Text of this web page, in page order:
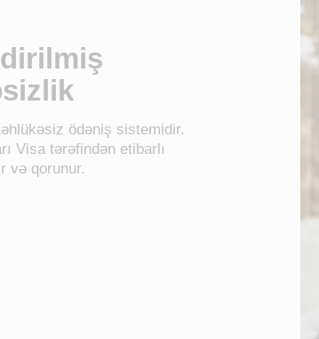
ödəniş sistemidir.
Visa tərəfindən etibarlı
və qorunur.